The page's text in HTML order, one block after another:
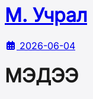
М. Учрал
2026-06-04
МЭДЭЭ